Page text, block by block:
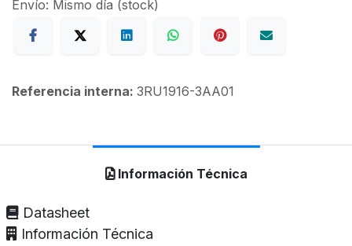
Envío: Mismo día (stock)
Referencia interna: 3RU1916-3AA01
Información Técnica
Datasheet
Información Técnica